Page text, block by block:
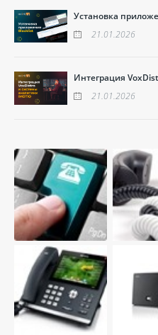
Установка
21.01.2026
Интеграция
21.01.2026